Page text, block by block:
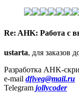
Re: AHK: Работа с
ustarta, для заказов
Разработка AHK-
e-mail dfiveg@mail.ru
Telegram jollycoder